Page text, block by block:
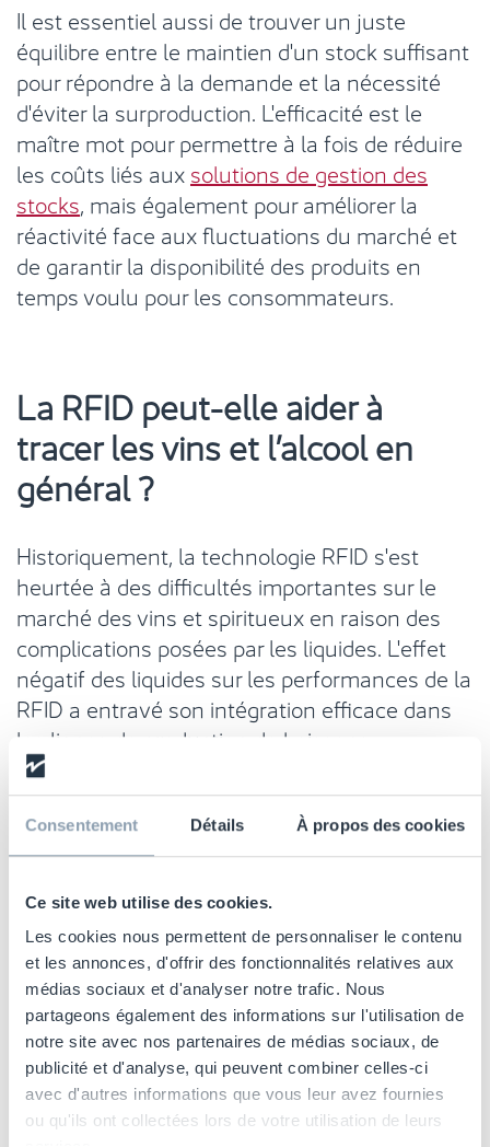
Consentement Détails À propos des cookies
Ce site web utilise des cookies.
Les cookies nous permettent de personnaliser le contenu
et les annonces, d'offrir des fonctionnalités relatives aux
médias sociaux et d'analyser notre trafic. Nous
partageons également des informations sur l'utilisation de
notre site avec nos partenaires de médias sociaux, de
publicité et d'analyse, qui peuvent combiner celles-ci
avec d'autres informations que vous leur avez fournies
ou qu'ils ont collectées lors de votre utilisation de leurs
Il est essentiel aussi de trouver un juste
équilibre entre le maintien d'un stock suffisant
pour répondre à la demande et la nécessité
d'éviter la surproduction. L'efficacité est le
maître mot pour permettre à la fois de réduire
les coûts liés auxsolutions de gestion des
stocks, mais également pour améliorer la
réactivité face aux fluctuations du marché et
de garantir la disponibilité des produits en
temps voulu pour les consommateurs.
La RFID peut-elle aider à
tracer les vins et l’alcool en
général ?
Historiquement, la technologie RFID s'est
heurtée à des difficultés importantes sur le
marché des vins et spiritueux en raison des
complications posées par les liquides. L'effet
négatif des liquides sur les performances de la
RFID a entravé son intégration efficace dans
les lignes de production de boissons
alcoolisées. Cependant, des avancées
récentes, telles que lasolution BottleID™
spécialement développée par Checkpoint,ont
apporté un changement radical dans cette
dynamique.
Grâce à des améliorations technologiques,
spécifiquement conçues pour surmonter cet
obstacle, il est désormais possible de mettre
en œuvre des systèmes RFID qui permettent
une surveillance et un suivi précis de chaque
bouteille avec une plus grande efficacité
opérationnelle tout en garantissant à la fois